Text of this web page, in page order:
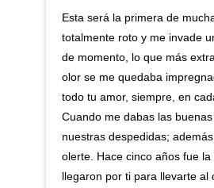
Esta será la primera de
totalmente roto y me invade
de momento, lo que más
olor se me quedaba
todo tu amor, siempre, en
Cuando me dabas las
nuestras despedidas;
olerte. Hace cinco años fue
llegaron por ti para llevarte